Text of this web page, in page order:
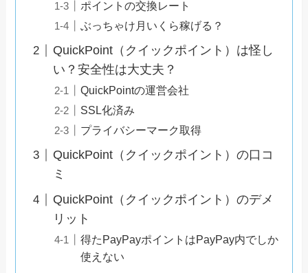
ポイントの交換レート
ぶっちゃけ月いくら稼げる？
QuickPoint（クイックポイント）は怪し
い？安全性は大丈夫？
QuickPointの運営会社
SSL化済み
プライバシーマーク取得
QuickPoint（クイックポイント）の口コ
ミ
QuickPoint（クイックポイント）のデメ
リット
得たPayPayポイントはPayPay内でしか
使えない